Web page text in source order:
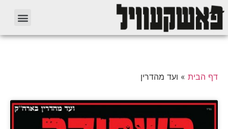
דף הבית » ועד מהדרין